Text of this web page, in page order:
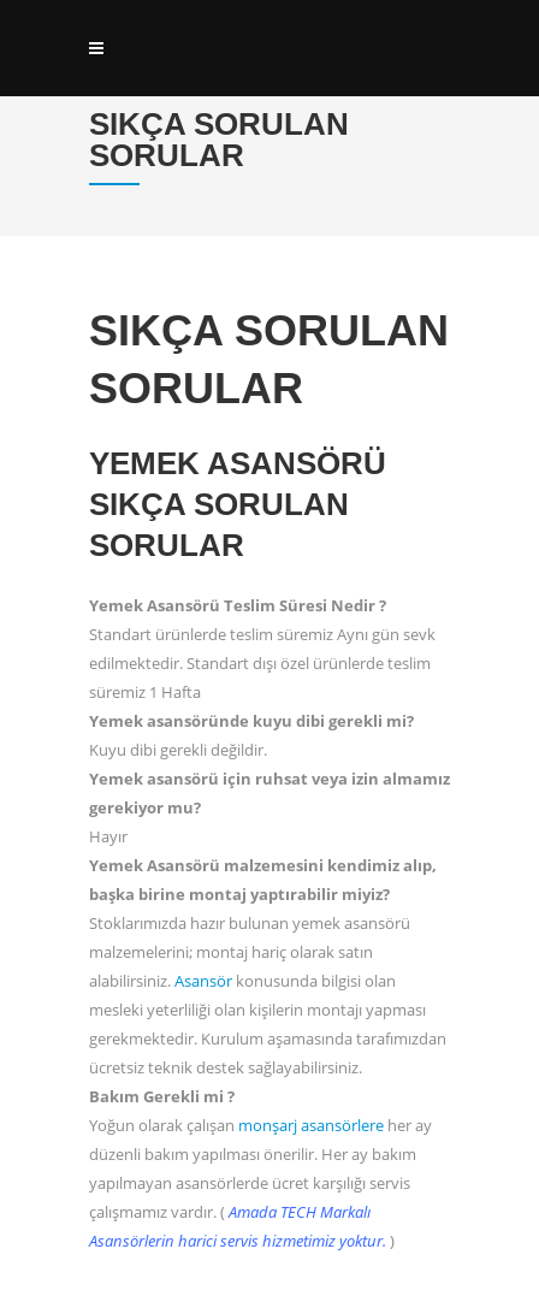
SIKÇA SORULAN
SORULAR
SIKÇA SORULAN
SORULAR
YEMEK ASANSÖRÜ
SIKÇA SORULAN
SORULAR
Yemek Asansörü Teslim Süresi Nedir ?
Standart ürünlerde teslim süremiz Aynı gün sevk
edilmektedir. Standart dışı özel ürünlerde teslim
süremiz 1 Hafta
Yemek asansöründe kuyu dibi gerekli mi?
Kuyu dibi gerekli değildir.
Yemek asansörü için ruhsat veya izin almamız
gerekiyor mu?
Hayır
Yemek Asansörü malzemesini kendimiz alıp,
başka birine montaj yaptırabilir miyiz?
Stoklarımızda hazır bulunan yemek asansörü
malzemelerini; montaj hariç olarak satın
alabilirsiniz.Asansör konusunda bilgisi olan
mesleki yeterliliği olan kişilerin montajı yapması
gerekmektedir. Kurulum aşamasında tarafımızdan
ücretsiz teknik destek sağlayabilirsiniz.
Bakım Gerekli mi ?
Yoğun olarak çalışan monşarj asansörlere her ay
düzenli bakım yapılması önerilir. Her ay bakım
yapılmayan asansörlerde ücret karşılığı servis
çalışmamız vardır. (Amada TECH Markalı
Asansörlerin harici servis hizmetimiz yoktur. )